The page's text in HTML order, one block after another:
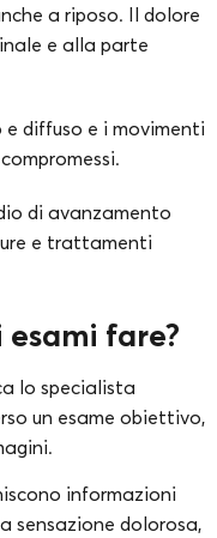
a riposo. Il dolore
e alla parte
diffuso e i movimenti
di avanzamento
e trattamenti
esami fare?
lo specialista
un esame obiettivo,
informazioni
sensazione dolorosa,